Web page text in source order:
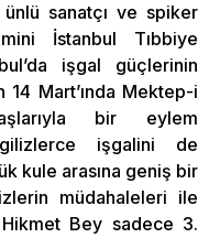
ünlü sanatçı ve spiker
İstanbul Tıbbiye
işgal güçlerinin
14 Mart’ında Mektep-i
bir eylem
işgalini de
kule arasına geniş bir
müdahaleleri ile
Hikmet Bey sadece 3.